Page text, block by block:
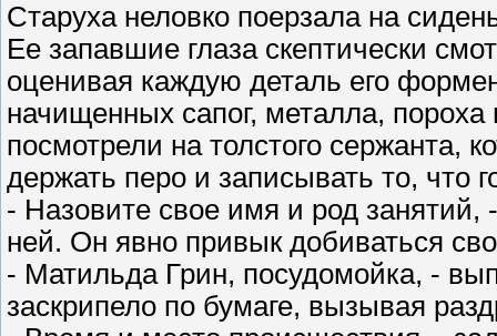
Старуха неловко поерзала на
Ее запавшие глаза скептически
оценивая каждую деталь его
начищенных сапог, металла,
посмотрели на толстого сержанта,
держать перо и записывать то, что
- Назовите свое имя и род
ней. Он явно привык добиваться
- Матильда Грин, посудомойка, -
заскрипело по бумаге, вызывая